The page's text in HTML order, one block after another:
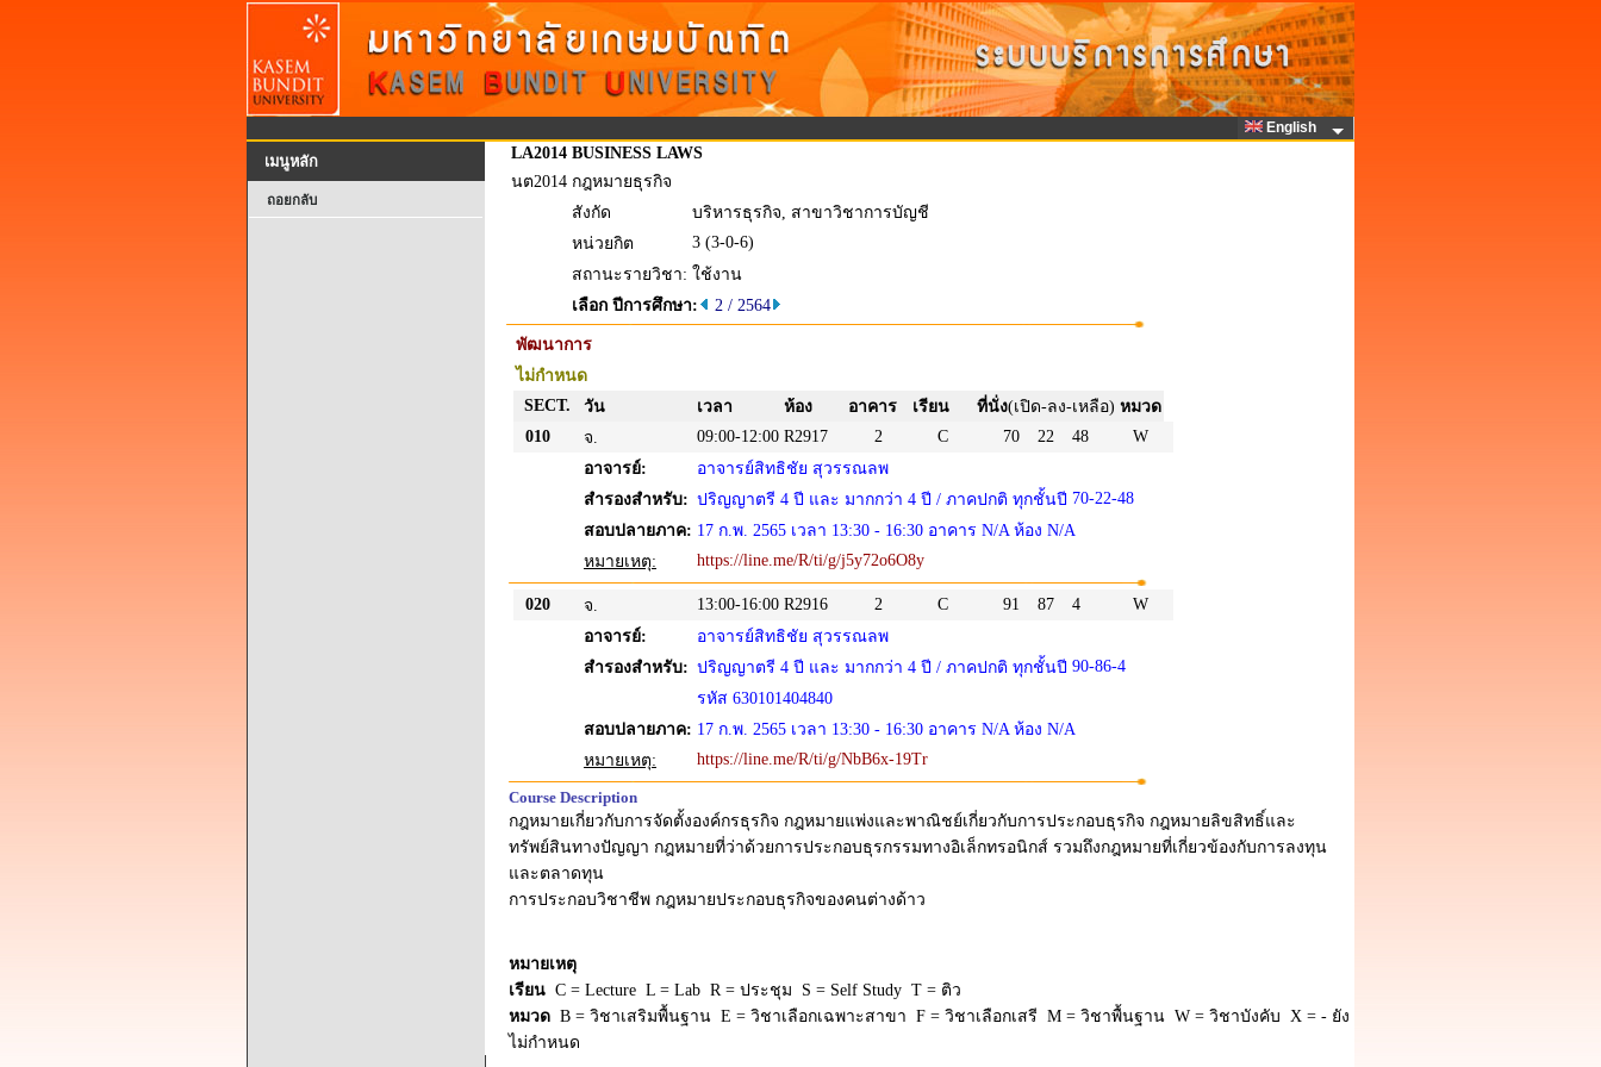
English
เมนูหลัก
ถอยกลับ
LA2014 BUSINESS LAWS
นต2014 กฎหมายธุรกิจ
สังกัด
บริหารธุรกิจ, สาขาวิชาการบัญชี
หน่วยกิต
3 (3-0-6)
สถานะรายวิชา: ใช้งาน
เลือก ปีการศึกษา:
2 / 2564
พัฒนาการ
ไม่กำหนด
SECT.
วัน เวลา ห้อง อาคาร เรียน ที่นั่ง(เปิด-ลง-เหลือ) หมวด
010
จ. 09:00-12:00 R2917 2 C 70 22 48
W
อาจารย์:
อาจารย์สิทธิชัย สุวรรณลพ
สำรองสำหรับ: ปริญญาตรี 4 ปี และ มากกว่า 4 ปี / ภาคปกติ ทุกชั้นปี 70-22-48
สอบปลายภาค: 17 ก.พ. 2565 เวลา 13:30 - 16:30 อาคาร N/A ห้อง N/A
หมายเหตุ:
https://line.me/R/ti/g/j5y72o6O8y
020 จ. 13:00-16:00 R2916 2 C 91 87 4
W
อาจารย์:
อาจารย์สิทธิชัย สุวรรณลพ
สำรองสำหรับ: ปริญญาตรี 4 ปี และ มากกว่า 4 ปี / ภาคปกติ ทุกชั้นปี 90-86-4
รหัส 630101404840
สอบปลายภาค: 17 ก.พ. 2565 เวลา 13:30 - 16:30 อาคาร N/A ห้อง N/A
หมายเหตุ:
https://line.me/R/ti/g/NbB6x-19Tr
Course Description
กฎหมายเกี่ยวกับการจัดตั้งองค์กรธุรกิจ กฎหมายแพ่งและพาณิชย์เกี่ยวกับการประกอบธุรกิจ กฎหมายลิขสิทธิ์และ
ทรัพย์สินทางปัญญา กฎหมายที่ว่าด้วยการประกอบธุรกรรมทางอิเล็กทรอนิกส์ รวมถึงกฎหมายที่เกี่ยวข้องกับการลงทุน
และตลาดทุน
การประกอบวิชาชีพ กฎหมายประกอบธุรกิจของคนต่างด้าว
หมายเหตุ
เรียน C = Lecture L = Lab R = ประชุม S = Self Study T = ติว
หมวด B = วิชาเสริมพื้นฐาน E = วิชาเลือกเฉพาะสาขา F = วิชาเลือกเสรี M = วิชาพื้นฐาน W = วิชาบังคับ X = - ยัง
ไม่กำหนด